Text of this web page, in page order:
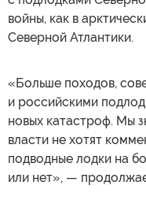
войны, как в
Северной Атлантики.
«Больше походов,
и российскими
новых катастроф. Мы
власти не хотят
подводные лодки на
или нет», —